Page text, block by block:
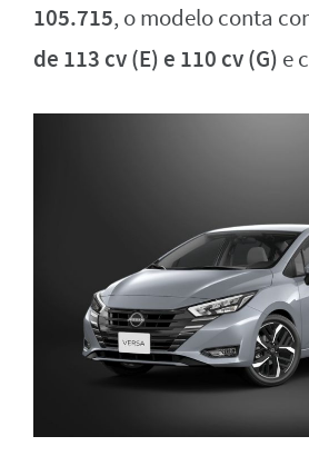
105.715, o modelo conta
de 113 cv (E) e 110 cv (G) e